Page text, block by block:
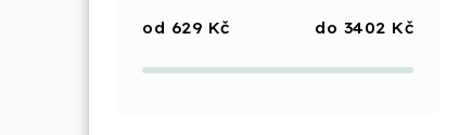
629 Kč 3402 Kč